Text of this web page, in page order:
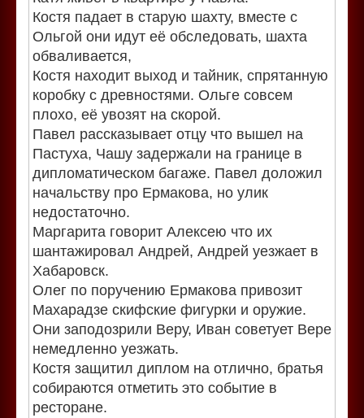
Костя падает в старую шахту, вместе с
Ольгой они идут её обследовать, шахта
обваливается,
Костя находит выход и тайник, спрятанную
коробку с древностями. Ольге совсем
плохо, её увозят на скорой.
Павел рассказывает отцу что вышел на
Пастуха, Чашу задержали на границе в
дипломатическом багаже. Павел доложил
начальству про Ермакова, но улик
недостаточно.
Маргарита говорит Алексею что их
шантажировал Андрей, Андрей уезжает в
Хабаровск.
Олег по поручению Ермакова привозит
Махарадзе скифские фигурки и оружие.
Они заподозрили Веру, Иван советует Вере
немедленно уезжать.
Костя защитил диплом на отлично, братья
собираются отметить это событие в
ресторане.